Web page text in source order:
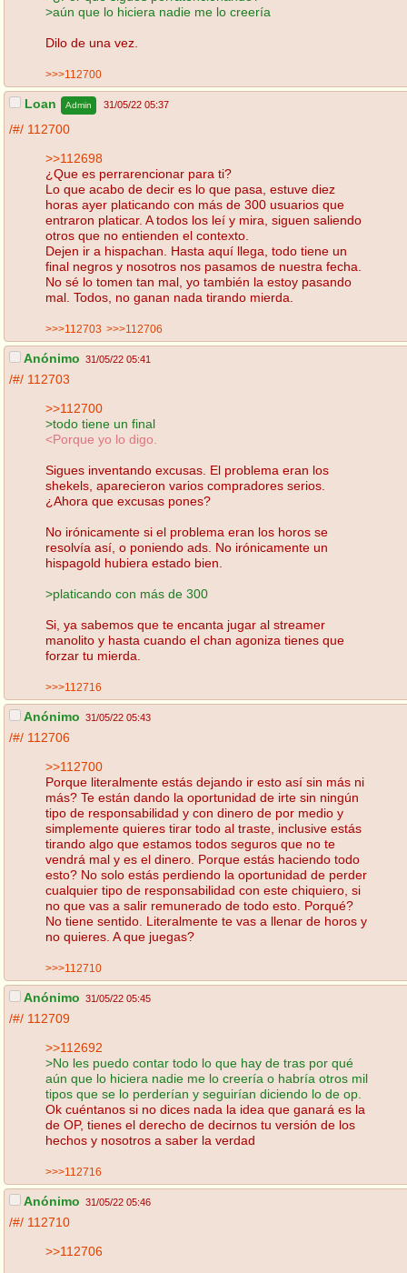
>aún que lo hiciera nadie me lo creería
Dilo de una vez.
>>>112700
Loan Admin 31/05/22 05:37
/#/ 112700
>>112698
¿Que es perrarencionar para ti?
Lo que acabo de decir es lo que pasa, estuve diez
horas ayer platicando con más de 300 usuarios que
entraron platicar. A todos los leí y mira, siguen saliendo
otros que no entienden el contexto.
Dejen ir a hispachan. Hasta aquí llega, todo tiene un
final negros y nosotros nos pasamos de nuestra fecha.
No sé lo tomen tan mal, yo también la estoy pasando
mal. Todos, no ganan nada tirando mierda.
>>>112703 >>>112706
Anónimo 31/05/22 05:41
/#/ 112703
>>112700
>todo tiene un final
<Porque yo lo digo.
Sigues inventando excusas. El problema eran los
shekels, aparecieron varios compradores serios.
¿Ahora que excusas pones?
No irónicamente si el problema eran los horos se
resolvía así, o poniendo ads. No irónicamente un
hispagold hubiera estado bien.
>platicando con más de 300
Si, ya sabemos que te encanta jugar al streamer
manolito y hasta cuando el chan agoniza tienes que
forzar tu mierda.
>>>112716
Anónimo 31/05/22 05:43
/#/ 112706
>>112700
Porque literalmente estás dejando ir esto así sin más ni
más? Te están dando la oportunidad de irte sin ningún
tipo de responsabilidad y con dinero de por medio y
simplemente quieres tirar todo al traste, inclusive estás
tirando algo que estamos todos seguros que no te
vendrá mal y es el dinero. Porque estás haciendo todo
esto? No solo estás perdiendo la oportunidad de perder
cualquier tipo de responsabilidad con este chiquiero, si
no que vas a salir remunerado de todo esto. Porqué?
No tiene sentido. Literalmente te vas a llenar de horos y
no quieres. A que juegas?
>>>112710
Anónimo 31/05/22 05:45
/#/ 112709
>>112692
>No les puedo contar todo lo que hay de tras por qué
aún que lo hiciera nadie me lo creería o habría otros mil
tipos que se lo perderían y seguirían diciendo lo de op.
Ok cuéntanos si no dices nada la idea que ganará es la
de OP, tienes el derecho de decirnos tu versión de los
hechos y nosotros a saber la verdad
>>>112716
Anónimo 31/05/22 05:46
/#/ 112710
>>112706